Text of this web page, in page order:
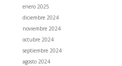
enero 2025
diciembre 2024
noviembre 2024
octubre 2024
septiembre 2024
agosto 2024